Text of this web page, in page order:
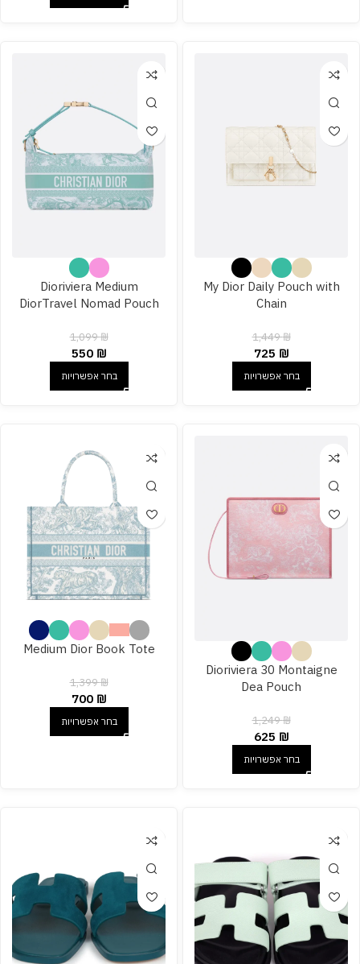
My Dior Daily Pouch with
Chain
1,449₪
725 ₪
בחר אפשרויות
Dioriviera Medium
DiorTravel Nomad Pouch
1,099₪
550 ₪
בחר אפשרויות
Dioriviera 30 Montaigne
Dea Pouch
1,249₪
625 ₪
בחר אפשרויות
Medium Dior Book Tote
1,399₪
700 ₪
בחר אפשרויות